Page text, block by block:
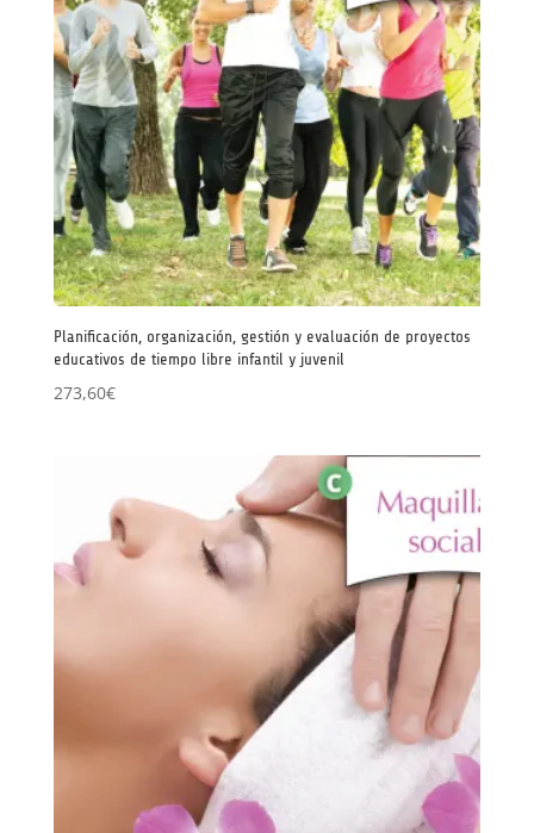
Planificación, organización, gestión y evaluación de proyectos
educativos de tiempo libre infantil y juvenil
273,60€